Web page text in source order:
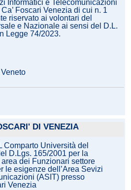
Informatici e Telecomunicazioni
Foscari Venezia di cui n. 1
riservato ai volontari del
e Nazionale ai sensi del D.L.
Legge 74/2023.
DI VENEZIA
Comparto Università del
D.Lgs. 165/2001 per la
dei Funzionari settore
le esigenze dell’Area Sevizi
(ASIT) presso
Venezia